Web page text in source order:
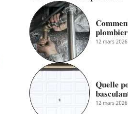
12 mars 2026
Quelle
12 mars 2026